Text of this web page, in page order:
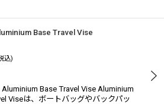
Base Travel Vise
込)
Aluminium Base Travel Vise Aluminium
Viseは、ボートバッグやバックパッ